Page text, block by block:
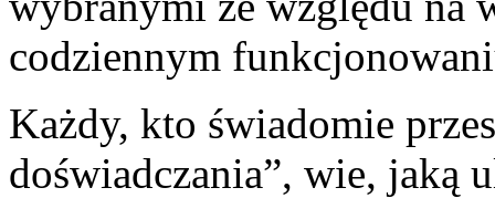
codziennym
Każdy, kto świadomie
doświadczania”, wie, jaką